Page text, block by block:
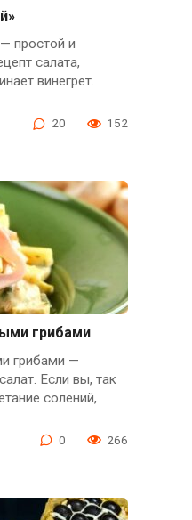
простой и
салата,
винегрет.
20 152
грибами
грибами —
Если вы, так
солений,
0 266